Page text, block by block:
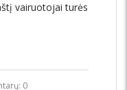
vairuotojai turės
0